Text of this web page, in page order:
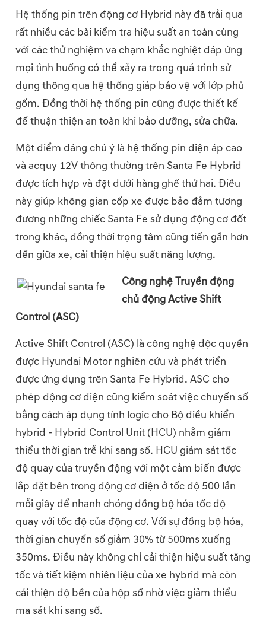
Hệ thống pin trên động cơ Hybrid này đã trải qua
rất nhiều các bài kiểm tra hiệu suất an toàn cùng
với các thử nghiệm va chạm khắc nghiệt đáp ứng
mọi tình huống có thể xảy ra trong quá trình sử
dụng thông qua hệ thống giáp bảo vệ với lớp phủ
gốm. Đồng thời hệ thống pin cũng được thiết kế
để thuận thiện an toàn khi bảo dưỡng, sửa chữa.
Một điểm đáng chú ý là hệ thống pin điện áp cao
và acquy 12V thông thường trên Santa Fe Hybrid
được tích hợp và đặt dưới hàng ghế thứ hai. Điều
này giúp không gian cốp xe được bảo đảm tương
đương những chiếc Santa Fe sử dụng động cơ đốt
trong khác, đồng thời trọng tâm cũng tiến gần hơn
đến giữa xe, cải thiện hiệu suất năng lượng.
Công nghệ Truyền động
chủ động Active Shift
Control (ASC)
Active Shift Control (ASC) là công nghệ độc quyền
được Hyundai Motor nghiên cứu và phát triển
được ứng dụng trên Santa Fe Hybrid. ASC cho
phép động cơ điện cũng kiểm soát việc chuyển số
bằng cách áp dụng tính logic cho Bộ điều khiển
hybrid - Hybrid Control Unit (HCU) nhằm giảm
thiểu thời gian trễ khi sang số. HCU giám sát tốc
độ quay của truyền động với một cảm biến được
lắp đặt bên trong động cơ điện ở tốc độ 500 lần
mỗi giây để nhanh chóng đồng bộ hóa tốc độ
quay với tốc độ của động cơ. Với sự đồng bộ hóa,
thời gian chuyển số giảm 30% từ 500ms xuống
350ms. Điều này không chỉ cải thiện hiệu suất tăng
tốc và tiết kiệm nhiên liệu của xe hybrid mà còn
cải thiện độ bền của hộp số nhờ việc giảm thiểu
ma sát khi sang số.